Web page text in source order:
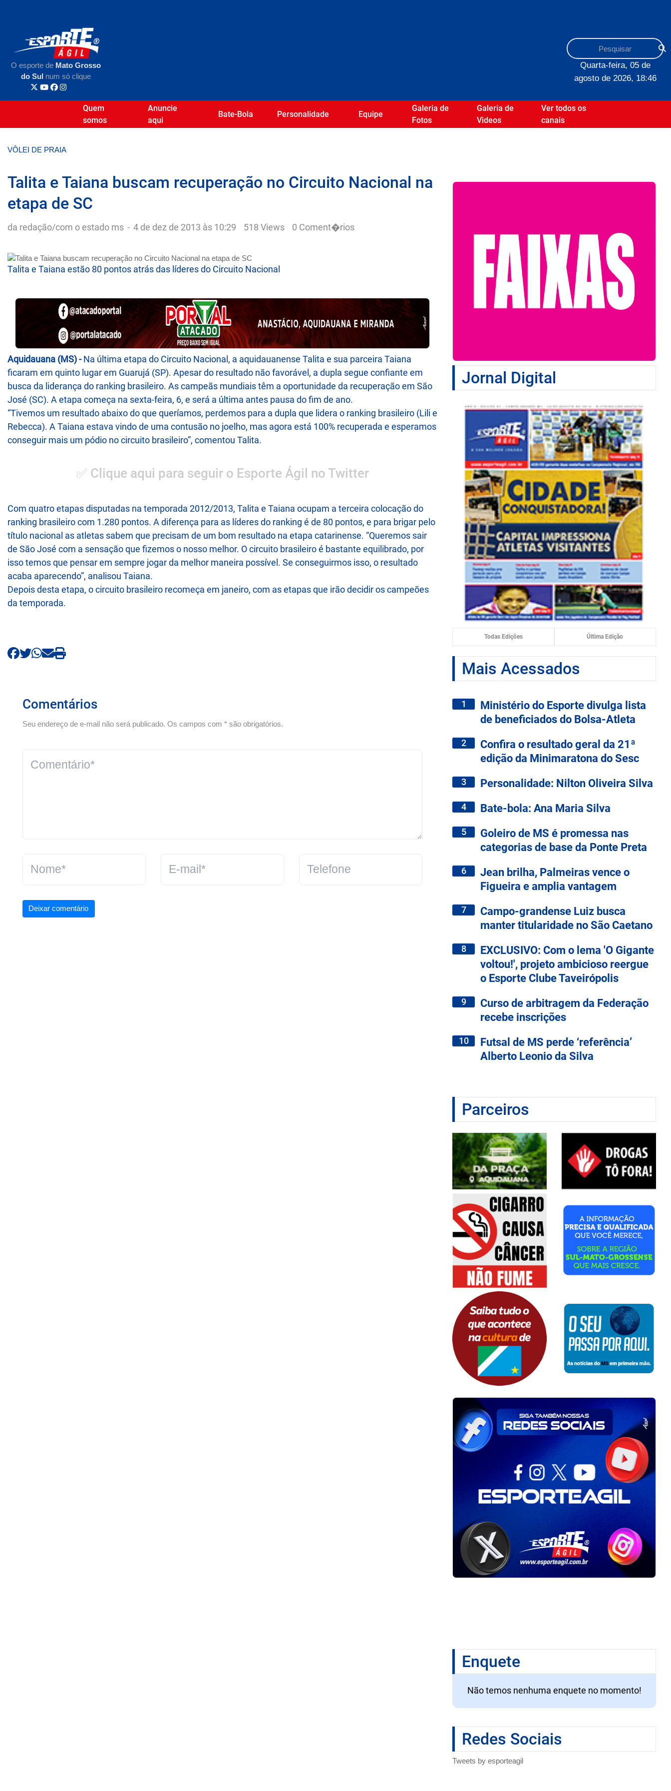
O esporte de Mato Grosso
do Sul num só clique
Quarta-feira, 05 de
agosto de 2026, 18:46
Quem
somos
Anuncie
aqui
Bate-Bola Personalidade Equipe
Galeria de
Fotos
Galeria de
Videos
Ver todos os
canais
VÔLEI DE PRAIA
Talita e Taiana buscam recuperação no Circuito Nacional na
etapa de SC
da redação/com o estado ms - 4 de dez de 2013 às 10:29 518 Views 0 Coment�rios
Talita e Taiana estão 80 pontos atrás das líderes do Circuito Nacional
Aquidauana (MS) -Na última etapa do Circuito Nacional, a aquidauanense Talita e sua parceira Taiana
ficaram em quinto lugar em Guarujá (SP). Apesar do resultado não favorável, a dupla segue confiante em
busca da liderança do ranking brasileiro. As campeãs mundiais têm a oportunidade da recuperação em São
José (SC). A etapa começa na sexta-feira, 6, e será a última antes pausa do fim de ano.
“Tivemos um resultado abaixo do que queríamos, perdemos para a dupla que lidera o ranking brasileiro (Lili e
Rebecca). A Taiana estava vindo de uma contusão no joelho, mas agora está 100% recuperada e esperamos
conseguir mais um pódio no circuito brasileiro”, comentou Talita.
✅ Clique aqui para seguir o Esporte Ágil no Twitter
Com quatro etapas disputadas na temporada 2012/2013, Talita e Taiana ocupam a terceira colocação do
ranking brasileiro com 1.280 pontos. A diferença para as líderes do ranking é de 80 pontos, e para brigar pelo
título nacional as atletas sabem que precisam de um bom resultado na etapa catarinense. “Queremos sair
de São José com a sensação que fizemos o nosso melhor. O circuito brasileiro é bastante equilibrado, por
isso temos que pensar em sempre jogar da melhor maneira possível. Se conseguirmos isso, o resultado
acaba aparecendo”, analisou Taiana.
Depois desta etapa, o circuito brasileiro recomeça em janeiro, com as etapas que irão decidir os campeões
da temporada.
Comentários
Seu endereço de e-mail não será publicado. Os campos com * são obrigatórios.
Deixar comentário
Jornal Digital
Todas Edições Última Edição
Mais Acessados
1
Ministério do Esporte divulga lista
de beneficiados do Bolsa-Atleta
2
Confira o resultado geral da 21ª
edição da Minimaratona do Sesc
3 Personalidade: Nilton Oliveira Silva
4 Bate-bola: Ana Maria Silva
5
Goleiro de MS é promessa nas
categorias de base da Ponte Preta
6
Jean brilha, Palmeiras vence o
Figueira e amplia vantagem
7
Campo-grandense Luiz busca
manter titularidade no São Caetano
8
EXCLUSIVO: Com o lema 'O Gigante
voltou!', projeto ambicioso reergue
o Esporte Clube Taveirópolis
9
Curso de arbitragem da Federação
recebe inscrições
10
Futsal de MS perde ‘referência’
Alberto Leonio da Silva
Parceiros
Enquete
Não temos nenhuma enquete no momento!
Redes Sociais
Tweets by esporteagil